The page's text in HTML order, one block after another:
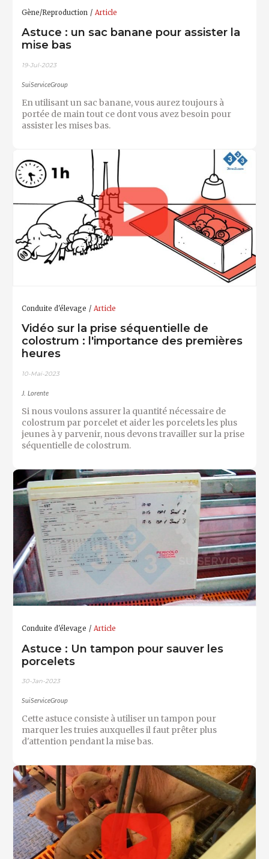
Gène/Reproduction Article
Astuce : un sac banane pour assister la
mise bas
19-Jul-2023
SuiServiceGroup
En utilisant un sac banane, vous aurez toujours à
portée de main tout ce dont vous avez besoin pour
assister les mises bas.
Conduite d'élevage Article
Vidéo sur la prise séquentielle de
colostrum : l'importance des premières
heures
10-Mai-2023
J. Lorente
Si nous voulons assurer la quantité nécessaire de
colostrum par porcelet et aider les porcelets les plus
jeunes à y parvenir, nous devons travailler sur la prise
séquentielle de colostrum.
Conduite d'élevage Article
Astuce : Un tampon pour sauver les
porcelets
30-Jan-2023
SuiServiceGroup
Cette astuce consiste à utiliser un tampon pour
marquer les truies auxquelles il faut prêter plus
d'attention pendant la mise bas.